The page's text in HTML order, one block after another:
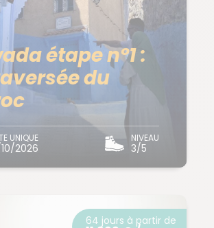
étape n°1 :
du
UNIQUE
2026
NIVEAU
3/5
64 jours à partir de